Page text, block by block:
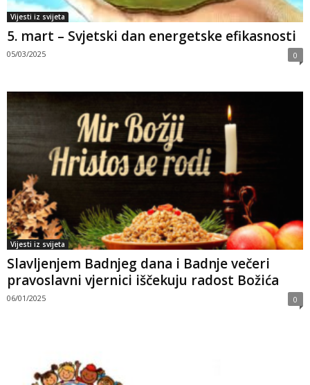
Vijesti iz svijeta
5. mart – Svjetski dan energetske efikasnosti
05/03/2025 0
Vijesti iz svijeta
Slavljenjem Badnjeg dana i Badnje večeri
pravoslavni vjernici iščekuju radost Božića
06/01/2025 0